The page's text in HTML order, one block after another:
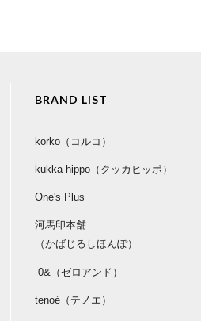
BRAND LIST
korko（コルコ）
kukka hippo（クッカヒッポ）
One's Plus
河馬印本舗
（かばじるしほんぽ）
-0&（ゼロアンド）
tenoé（テノエ）